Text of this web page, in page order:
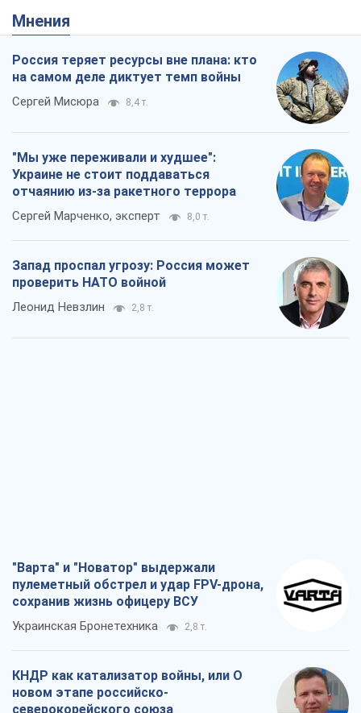
Мнения
Россия теряет ресурсы вне плана: кто
на самом деле диктует темп войны
Сергей Мисюра 8,4 т.
"Мы уже переживали и худшее":
Украине не стоит поддаваться
отчаянию из-за ракетного террора
Сергей Марченко, эксперт 8,0 т.
Запад проспал угрозу: Россия может
проверить НАТО войной
Леонид Невзлин 2,8 т.
"Варта" и "Новатор" выдержали
пулеметный обстрел и удар FPV-дрона,
сохранив жизнь офицеру ВСУ
Украинская Бронетехника 2,8 т.
КНДР как катализатор войны, или О
новом этапе российско-
северокорейского союза